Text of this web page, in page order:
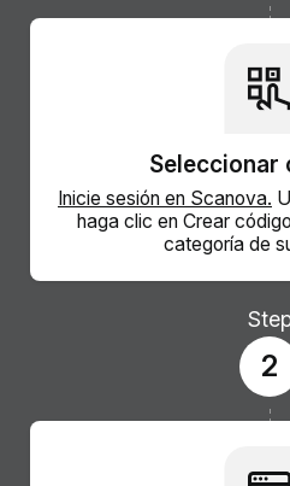
Seleccionar
Inicie sesión en Scanova.
haga clic en Crear
categoría de
2